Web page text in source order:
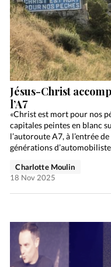
Jésus-Christ
l’A7
«Christ est mort pour nos
capitales peintes en blanc
l’autoroute A7, à l’entrée
générations
Charlotte Moulin
18 Nov 2025